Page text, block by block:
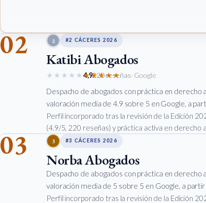
02 2 #2 CÁCERES 2026
Katibi Abogados
★★★★★★★★★★
4,9220 reseñas· Google
Despacho de abogados con práctica en
valoración media de 4.9 sobre 5 en Google, a
Perfil incorporado tras la revisión de la Edición
(4.9/5, 220 reseñas) y práctica activa en derecho
03 3 #3 CÁCERES 2026
Norba Abogados
Despacho de abogados con práctica en
valoración media de 5 sobre 5 en Google, a
Perfil incorporado tras la revisión de la Edición